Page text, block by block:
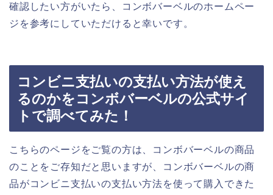
確認したい方がいたら、コンボバーベルのホームペー
ジを参考にしていただけると幸いです。
コンビニ支払いの支払い方法が使え
るのかをコンボバーベルの公式サイ
トで調べてみた！
こちらのページをご覧の方は、コンボバーベルの商品
のことをご存知だと思いますが、コンボバーベルの商
品がコンビニ支払いの支払い方法を使って購入できた